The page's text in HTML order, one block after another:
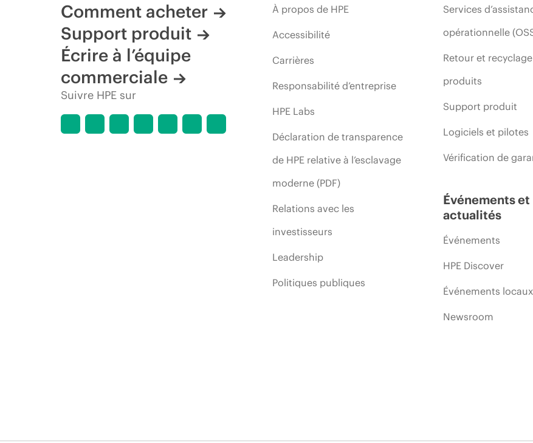
Comment acheter
Support produit
Écrire à l’équipe
commerciale
Suivre HPE sur
À propos de HPE
Accessibilité
Carrières
Responsabilité d’entreprise
HPE Labs
Déclaration de transparence
de HPE relative à l’esclavage
moderne (PDF)
Relations avec les
investisseurs
Leadership
Politiques publiques
Services
opérationnelle
Retour et
produits
Support produit
Logiciels et pilotes
Vérification de
Événements et
actualités
Événements
HPE Discover
Événements locaux
Newsroom